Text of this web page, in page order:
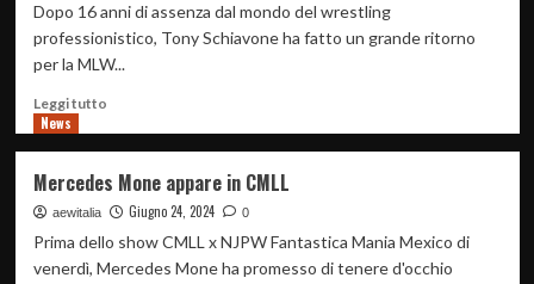
spaccata:
Rhea
Buddy
convogliano
a
Dopo 16 anni di assenza dal mondo del wrestling
professionistico, Tony Schiavone ha fatto un grande ritorno
per la MLW...
Leggi tuttoLeggi
Tony
Schiavone
dice
che
News
Mercedes Mone appare in CMLL
aewitalia Giugno 24, 2024 0
Prima dello show CMLL x NJPW Fantastica Mania Mexico di
venerdì, Mercedes Mone ha promesso di tenere d'occhio